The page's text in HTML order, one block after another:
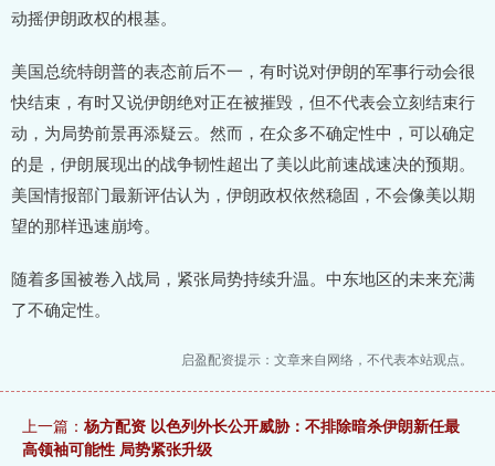
动摇伊朗政权的根基。
美国总统特朗普的表态前后不一，有时说对伊朗的军事行动会很
快结束，有时又说伊朗绝对正在被摧毁，但不代表会立刻结束行
动，为局势前景再添疑云。然而，在众多不确定性中，可以确定
的是，伊朗展现出的战争韧性超出了美以此前速战速决的预期。
美国情报部门最新评估认为，伊朗政权依然稳固，不会像美以期
望的那样迅速崩垮。
随着多国被卷入战局，紧张局势持续升温。中东地区的未来充满
了不确定性。
启盈配资提示：文章来自网络，不代表本站观点。
上一篇： 杨方配资 以色列外长公开威胁：不排除暗杀伊朗新任最
高领袖可能性 局势紧张升级